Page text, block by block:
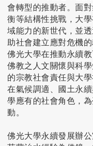
會轉型的推動者。面
衡等結構性挑戰，大
域能力的新世代，並
助社會建立應對危機
佛光大學在推動永續
佛教之人文關懷與科
的宗教社會責任與大
在氣候調適、國土永
學應有的社會角色，
動。
佛光大學永續發展辦